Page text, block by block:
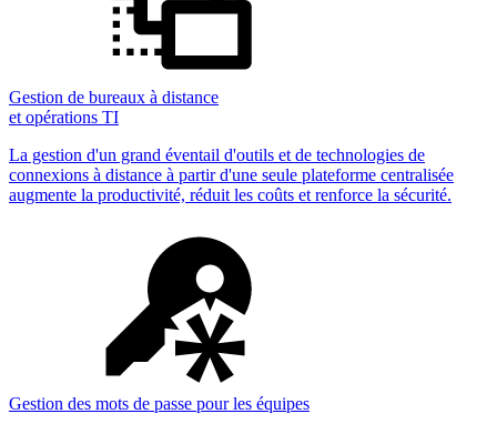
Gestion de bureaux à distance
et opérations TI
La gestion d'un grand éventail d'outils et de technologies de
connexions à distance à partir d'une seule plateforme centralisée
augmente la productivité, réduit les coûts et renforce la sécurité.
Gestion des mots de passe pour les équipes